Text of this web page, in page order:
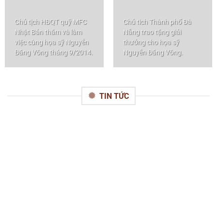
Chủ tịch HĐQT quỹ MFC
Nhật Bản thăm và làm
việc cùng họa sỹ Nguyễn
Đăng Vông tháng 9/2014.
Chủ tich Thành phố Đà
Nẵng trao tặng giải
thưởng cho họa sỹ
Nguyễn Đăng Vông.
TIN TỨC